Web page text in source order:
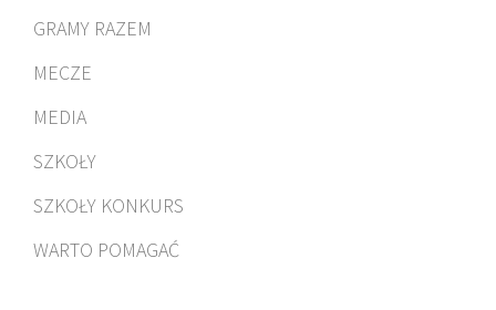
GRAMY RAZEM
MECZE
MEDIA
SZKOŁY
SZKOŁY KONKURS
WARTO POMAGAĆ